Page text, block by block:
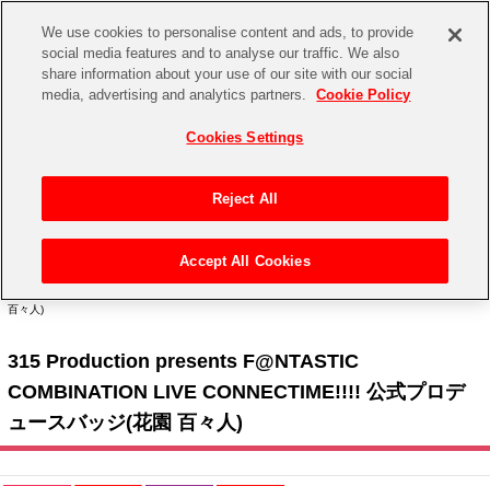
CHANNEL STORE EVENT
ASOBI STORE TOP
ゲーム 電子書籍
CD / Blu-ray
EVENT
アイドルマスターシリーズ
アイドルマスター
アイドルマスター シャイニーカラーズ
イベントグッズ
トイ・ホビー
> 315 Production presents F@NTASTIC COMBINATION LIVE > 315 Production
百々人)
315 Production presents F@NTASTIC
COMBINATION LIVE CONNECTIME!!!! 公式プロデ
ュースバッジ(花園 百々人)
We use cookies to personalise content and ads, to provide
social media features and to analyse our traffic. We also
share information about your use of our site with our social
media, advertising and analytics partners.
Cookie Policy
Cookies Settings
Reject All
Accept All Cookies